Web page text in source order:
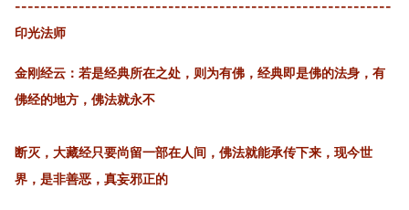
-----------------------------------------------------------
印光法师
金刚经云：若是经典所在之处，则为有佛，经典即是佛的法身，有
佛经的地方，佛法就永不
断灭，大藏经只要尚留一部在人间，佛法就能承传下来，现今世
界，是非善恶，真妄邪正的